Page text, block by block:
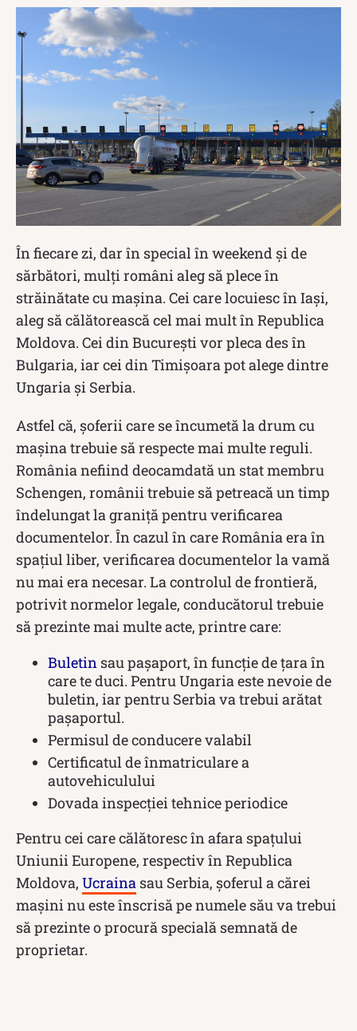
În fiecare zi, dar în special în weekend și de
sărbători, mulți români aleg să plece în
străinătate cu mașina. Cei care locuiesc în Iași,
aleg să călătorească cel mai mult în Republica
Moldova. Cei din București vor pleca des în
Bulgaria, iar cei din Timișoara pot alege dintre
Ungaria și Serbia.
Astfel că, șoferii care se încumetă la drum cu
mașina trebuie să respecte mai multe reguli.
România nefiind deocamdată un stat membru
Schengen, românii trebuie să petreacă un timp
îndelungat la graniță pentru verificarea
documentelor. În cazul în care România era în
spațiul liber, verificarea documentelor la vamă
nu mai era necesar. La controlul de frontieră,
potrivit normelor legale, conducătorul trebuie
să prezinte mai multe acte, printre care:
Buletin sau pașaport, în funcție de țara în
care te duci. Pentru Ungaria este nevoie de
buletin, iar pentru Serbia va trebui arătat
pașaportul.
Permisul de conducere valabil
Certificatul de înmatriculare a
autovehiculului
Dovada inspecției tehnice periodice
Pentru cei care călătoresc în afara spațului
Uniunii Europene, respectiv în Republica
Moldova, Ucraina sau Serbia, șoferul a cărei
mașini nu este înscrisă pe numele său va trebui
să prezinte o procură specială semnată de
proprietar.